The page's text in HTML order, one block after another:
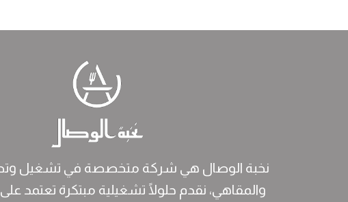
نخبة الوصال هي شركة متخصصة في تشغيل
والمقاهي، نقدم حلولًا تشغيلية مبتكرة تعتمد على